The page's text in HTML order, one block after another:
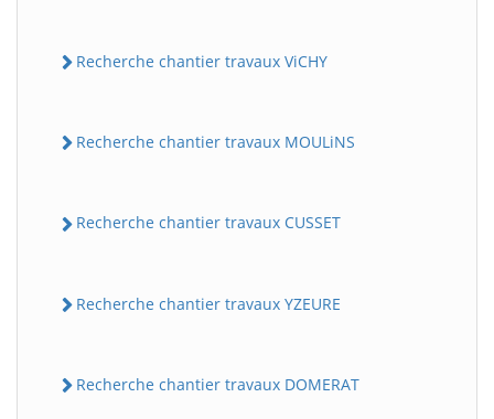
Recherche chantier travaux ViCHY
Recherche chantier travaux MOULiNS
Recherche chantier travaux CUSSET
Recherche chantier travaux YZEURE
Recherche chantier travaux DOMERAT